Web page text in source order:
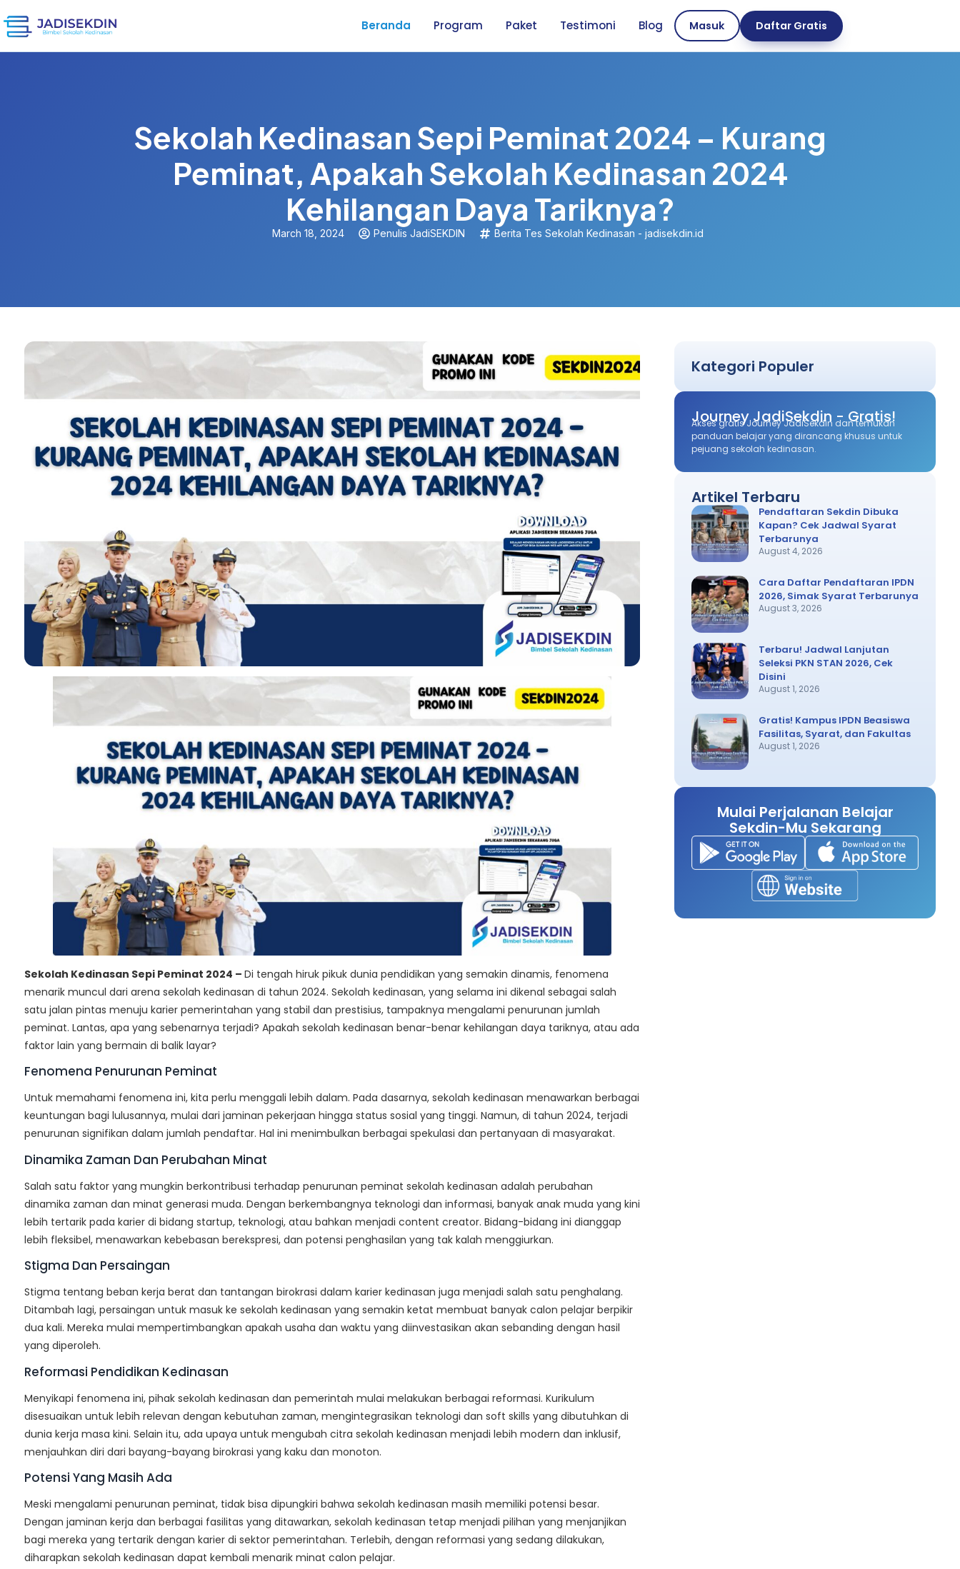
Beranda Program Paket Testimoni Blog Masuk Daftar Gratis
Sekolah Kedinasan Sepi Peminat 2024 – Kurang
Peminat, Apakah Sekolah Kedinasan 2024
Kehilangan Daya Tariknya?
March 18, 2024 Penulis JadiSEKDIN Berita Tes Sekolah Kedinasan - jadisekdin.id
Sekolah Kedinasan Sepi Peminat 2024 – Di tengah hiruk pikuk dunia pendidikan yang semakin dinamis, fenomena
menarik muncul dari arena sekolah kedinasan di tahun 2024. Sekolah kedinasan, yang selama ini dikenal sebagai salah
satu jalan pintas menuju karier pemerintahan yang stabil dan prestisius, tampaknya mengalami penurunan jumlah
peminat. Lantas, apa yang sebenarnya terjadi? Apakah sekolah kedinasan benar-benar kehilangan daya tariknya, atau ada
faktor lain yang bermain di balik layar?
Fenomena Penurunan Peminat
Untuk memahami fenomena ini, kita perlu menggali lebih dalam. Pada dasarnya, sekolah kedinasan menawarkan berbagai
keuntungan bagi lulusannya, mulai dari jaminan pekerjaan hingga status sosial yang tinggi. Namun, di tahun 2024, terjadi
penurunan signifikan dalam jumlah pendaftar. Hal ini menimbulkan berbagai spekulasi dan pertanyaan di masyarakat.
Dinamika Zaman Dan Perubahan Minat
Salah satu faktor yang mungkin berkontribusi terhadap penurunan peminat sekolah kedinasan adalah perubahan
dinamika zaman dan minat generasi muda. Dengan berkembangnya teknologi dan informasi, banyak anak muda yang kini
lebih tertarik pada karier di bidang startup, teknologi, atau bahkan menjadi content creator. Bidang-bidang ini dianggap
lebih fleksibel, menawarkan kebebasan berekspresi, dan potensi penghasilan yang tak kalah menggiurkan.
Stigma Dan Persaingan
Stigma tentang beban kerja berat dan tantangan birokrasi dalam karier kedinasan juga menjadi salah satu penghalang.
Ditambah lagi, persaingan untuk masuk ke sekolah kedinasan yang semakin ketat membuat banyak calon pelajar berpikir
dua kali. Mereka mulai mempertimbangkan apakah usaha dan waktu yang diinvestasikan akan sebanding dengan hasil
yang diperoleh.
Reformasi Pendidikan Kedinasan
Menyikapi fenomena ini, pihak sekolah kedinasan dan pemerintah mulai melakukan berbagai reformasi. Kurikulum
disesuaikan untuk lebih relevan dengan kebutuhan zaman, mengintegrasikan teknologi dan soft skills yang dibutuhkan di
dunia kerja masa kini. Selain itu, ada upaya untuk mengubah citra sekolah kedinasan menjadi lebih modern dan inklusif,
menjauhkan diri dari bayang-bayang birokrasi yang kaku dan monoton.
Potensi Yang Masih Ada
Meski mengalami penurunan peminat, tidak bisa dipungkiri bahwa sekolah kedinasan masih memiliki potensi besar.
Dengan jaminan kerja dan berbagai fasilitas yang ditawarkan, sekolah kedinasan tetap menjadi pilihan yang menjanjikan
bagi mereka yang tertarik dengan karier di sektor pemerintahan. Terlebih, dengan reformasi yang sedang dilakukan,
diharapkan sekolah kedinasan dapat kembali menarik minat calon pelajar.
Kategori Populer
Journey JadiSekdin - Gratis!
Akses gratis Journey JadiSekdin dan temukan
panduan belajar yang dirancang khusus untuk
pejuang sekolah kedinasan.
Artikel Terbaru
Pendaftaran Sekdin Dibuka
Kapan? Cek Jadwal Syarat
Terbarunya
August 4, 2026
Cara Daftar Pendaftaran IPDN
2026, Simak Syarat Terbarunya
August 3, 2026
Terbaru! Jadwal Lanjutan
Seleksi PKN STAN 2026, Cek
Disini
August 1, 2026
Gratis! Kampus IPDN Beasiswa
Fasilitas, Syarat, dan Fakultas
August 1, 2026
Mulai Perjalanan Belajar
Sekdin-Mu Sekarang